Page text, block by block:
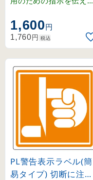
1,600円
1,760円 税込
PL警告表示ラベル(簡
易タイプ) 切断に注意